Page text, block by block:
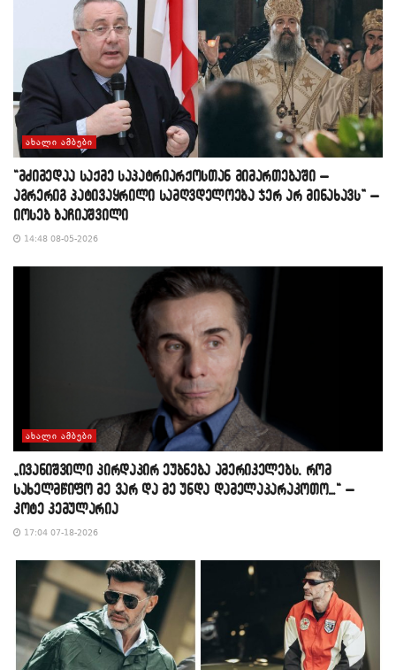
ᲐᲮᲐᲚᲘ ᲐᲛᲑᲔᲑᲘ
“მძიმედაა საქმე საპატრიარქოსთან მიმართებაში –
აგრერიგ პატივაყრილი სამღვდელოება ჯერ არ მინახავს” –
იოსებ ბაჩიაშვილი
14:48 08-05-2026
ᲐᲮᲐᲚᲘ ᲐᲛᲑᲔᲑᲘ
„ივანიშვილი პირდაპირ ეუბნება ამერიკელებს, რომ
სახელმწიფო მე ვარ და მე უნდა დამელაპარაკოთო…“ –
კოტე კემულარია
17:04 07-18-2026